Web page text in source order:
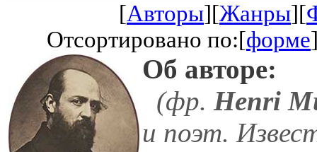
[Авторы][Жанры][
Отсортировано по:[форме
Об авторе:
(фр. Henri
и поэт.